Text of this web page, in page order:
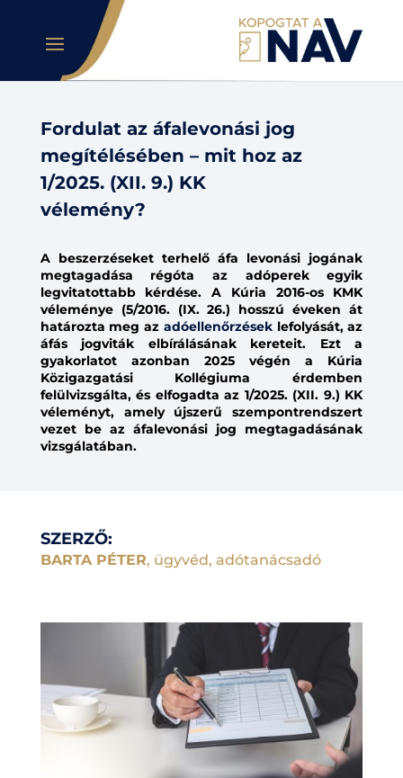
Fordulat az áfalevonási jog
megítélésében – mit hoz az
1/2025. (XII. 9.) KK
vélemény?
A beszerzéseket terhelő áfa levonási jogának
megtagadása régóta az adóperek egyik
legvitatottabb kérdése. A Kúria 2016-os KMK
véleménye (5/2016. (IX. 26.) hosszú éveken át
határozta meg az adóellenőrzéseklefolyását, az
áfás jogviták elbírálásának kereteit. Ezt a
gyakorlatot azonban 2025 végén a Kúria
Közigazgatási Kollégiuma érdemben
felülvizsgálta, és elfogadta az 1/2025. (XII. 9.) KK
véleményt, amely újszerű szempontrendszert
vezet be az áfalevonási jog megtagadásának
vizsgálatában.
SZERZŐ:
BARTA PÉTER, ügyvéd, adótanácsadó